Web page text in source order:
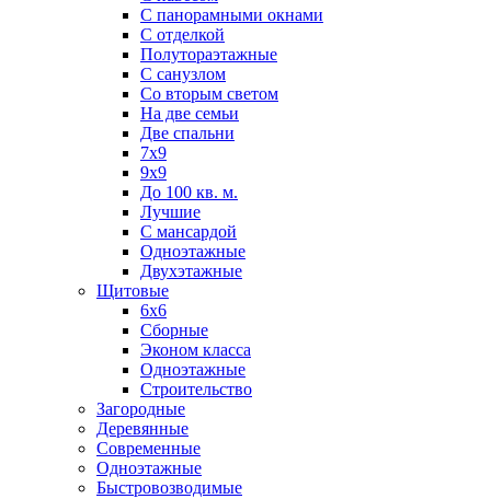
С панорамными окнами
С отделкой
Полутораэтажные
С санузлом
Со вторым светом
На две семьи
Две спальни
7х9
9х9
До 100 кв. м.
Лучшие
С мансардой
Одноэтажные
Двухэтажные
Щитовые
6х6
Сборные
Эконом класса
Одноэтажные
Строительство
Загородные
Деревянные
Современные
Одноэтажные
Быстровозводимые